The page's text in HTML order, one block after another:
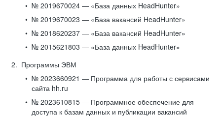
№ 2019670024 — «База данных HeadHunter»
№ 2019670023 — «База вакансий HeadHunter»
№ 2018620237 — «База вакансий HeadHunter»
№ 2015621803 — «База данных HeadHunter»
Программы ЭВМ
№ 2023660921 — Программа для работы с сервисами
сайта hh.ru
№ 2023610815 — Программное обеспечение для
доступа к базам данных и публикации вакансий